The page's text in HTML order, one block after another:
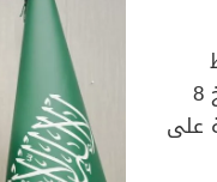
للصناعات الدوائية "أفالون فارما" بتاريخ 8
على